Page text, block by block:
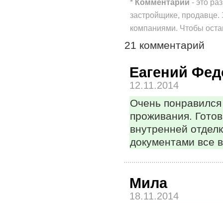
застройщике,
компаниями. Чтобы
21 комментарий
Еагений
12.11.2014
Очень
проживания.
внутренней
документами все
Мила
18.11.2014